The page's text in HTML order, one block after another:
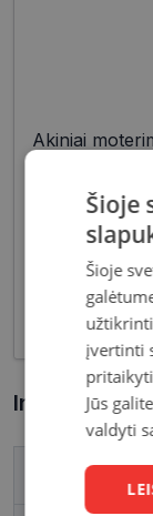
Akiniai
dizaino
moterišką
įvairovė
tiek
sprendimų
korekcija,
akcentas.
Informacija
Prekės ženklas
Šioje
Šioje
įvertinti
Jūs
valdyti